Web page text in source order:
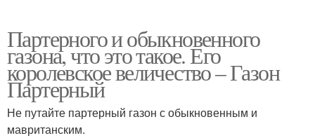
Партерного и обыкновенного
газона, что это такое. Его
королевское величество – Газон
Партерный
Не путайте партерный газон с обыкновенным и
мавританским.